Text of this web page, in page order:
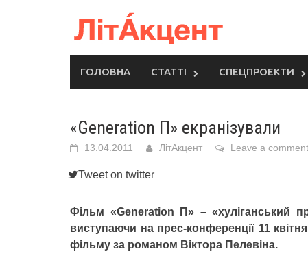
ГОЛОВНА СТАТТІ СПЕЦПРОЕКТИ
«Generation П» екранізували
13.04.2011 ЛітАкцент Leave a comment
Tweet on twitter
Фільм «Generation П» – «хуліганський
виступаючи на прес-конференції 11
фільму за романом Віктора Пелевіна.